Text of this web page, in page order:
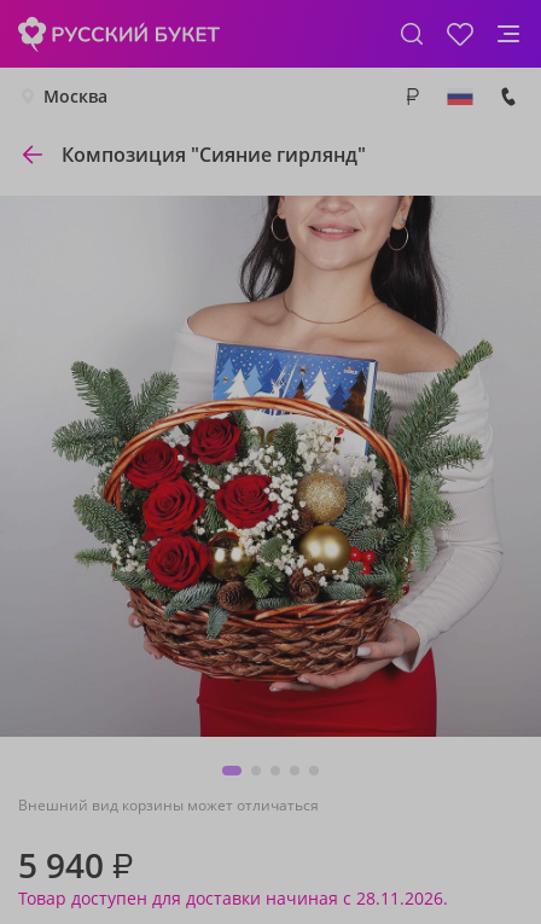
Москва
Композиция "Сияние гирлянд"
Внешний вид корзины может отличаться
5 940 ₽
Товар доступен для доставки начиная с 28.11.2026.